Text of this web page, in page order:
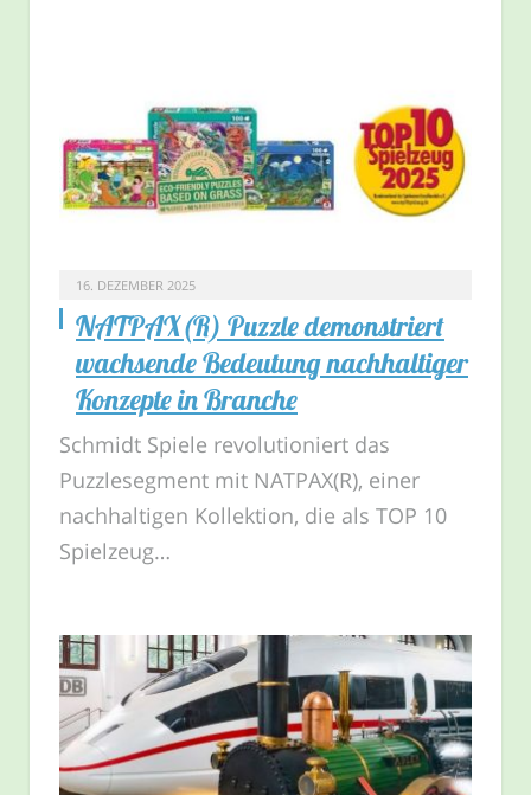
16. DEZEMBER 2025
NATPAX(R) Puzzle demonstriert
wachsende Bedeutung nachhaltiger
Konzepte in Branche
Schmidt Spiele revolutioniert das
Puzzlesegment mit NATPAX(R), einer
nachhaltigen Kollektion, die als TOP 10
Spielzeug…